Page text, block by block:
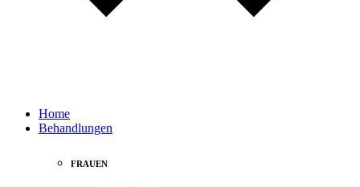
Home
Behandlungen
FRAUEN